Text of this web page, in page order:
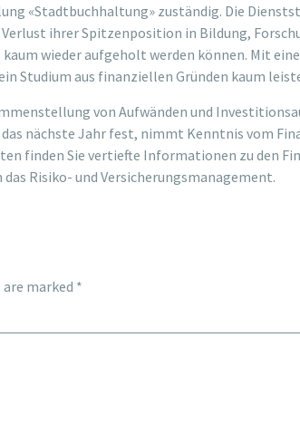
«Stadtbuchhaltung» zuständig. Die
ihrer Spitzenposition in Bildung,
wieder aufgeholt werden können. Mit
Studium aus finanziellen Gründen kaum
von Aufwänden und
nächste Jahr fest, nimmt Kenntnis vom
finden Sie vertiefte Informationen zu den
Risiko- und Versicherungsmanagement.
marked *